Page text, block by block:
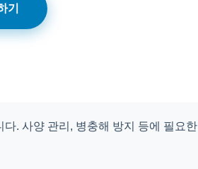
기
. 사양 관리, 병충해 방지 등에 필요한